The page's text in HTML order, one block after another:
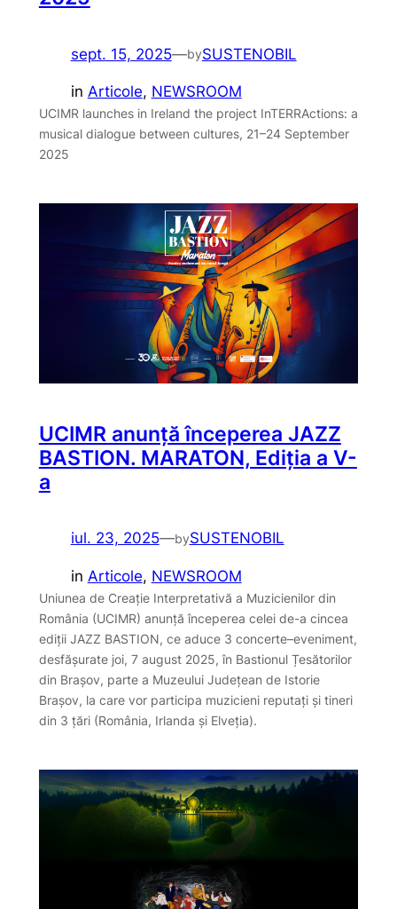
sept. 15, 2025—bySUSTENOBIL
in Articole, NEWSROOM
UCIMR launches in Ireland the project InTERRActions: a
musical dialogue between cultures, 21–24 September
2025
UCIMR anunță începerea JAZZ
BASTION. MARATON, Ediția a V-
a
iul. 23, 2025—bySUSTENOBIL
in Articole, NEWSROOM
Uniunea de Creație Interpretativă a Muzicienilor din
România (UCIMR) anunță începerea celei de-a cincea
ediții JAZZ BASTION, ce aduce 3 concerte–eveniment,
desfășurate joi, 7 august 2025, în Bastionul Țesătorilor
din Brașov, parte a Muzeului Județean de Istorie
Brașov, la care vor participa muzicieni reputați și tineri
din 3 țări (România, Irlanda și Elveția).